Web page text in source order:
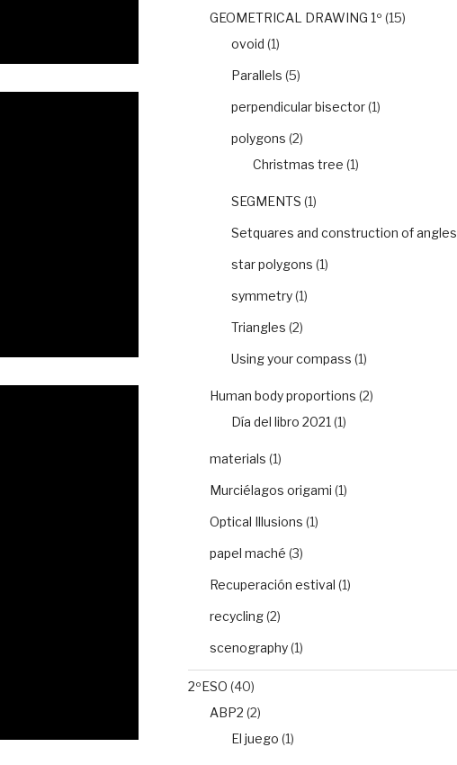
GEOMETRICAL DRAWING 1º (15)
ovoid (1)
Parallels (5)
perpendicular bisector(1)
polygons (2)
Christmas tree (1)
SEGMENTS (1)
Setquares and construction of angles
star polygons (1)
symmetry(1)
Triangles (2)
Using your compass (1)
Human body proportions (2)
Día del libro 2021 (1)
materials (1)
Murciélagos origami (1)
Optical Illusions (1)
papel maché (3)
Recuperación estival (1)
recycling(2)
scenography(1)
2ºESO (40)
ABP2 (2)
El juego (1)